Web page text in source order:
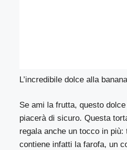
L’incredibile dolce alla
Se ami la frutta, questo
piacerà di sicuro. Questa
regala anche un tocco in più:
contiene infatti la farofa, un